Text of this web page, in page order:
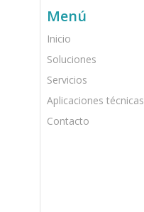
Menú
Inicio
Soluciones
Servicios
Aplicaciones técnicas
Contacto